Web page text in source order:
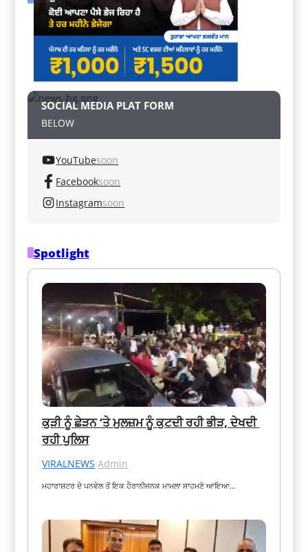
SOCIAL MEDIA PLAT FORM
BELOW
YouTubesoon
Facebooksoon
Instagramsoon
Spotlight
ਕੁੜੀ ਨੂੰ ਛੇੜਨ ‘ਤੇ ਮੁਲਜ਼ਮ ਨੂੰ ਕੁਟਦੀ ਰਹੀ ਭੀੜ, ਦੇਖਦੀ
ਰਹੀ ਪੁਲਿਸ
VIRALNEWS·Admin
ਮਹਾਰਾਸ਼ਟਰ ਦੇ ਪਨਵੇਲ ਤੋਂ ਇਕ ਹੈਰਾਨੀਜਨਕ ਮਾਮਲਾ ਸਾਹਮਣੇ ਆਇਆ…